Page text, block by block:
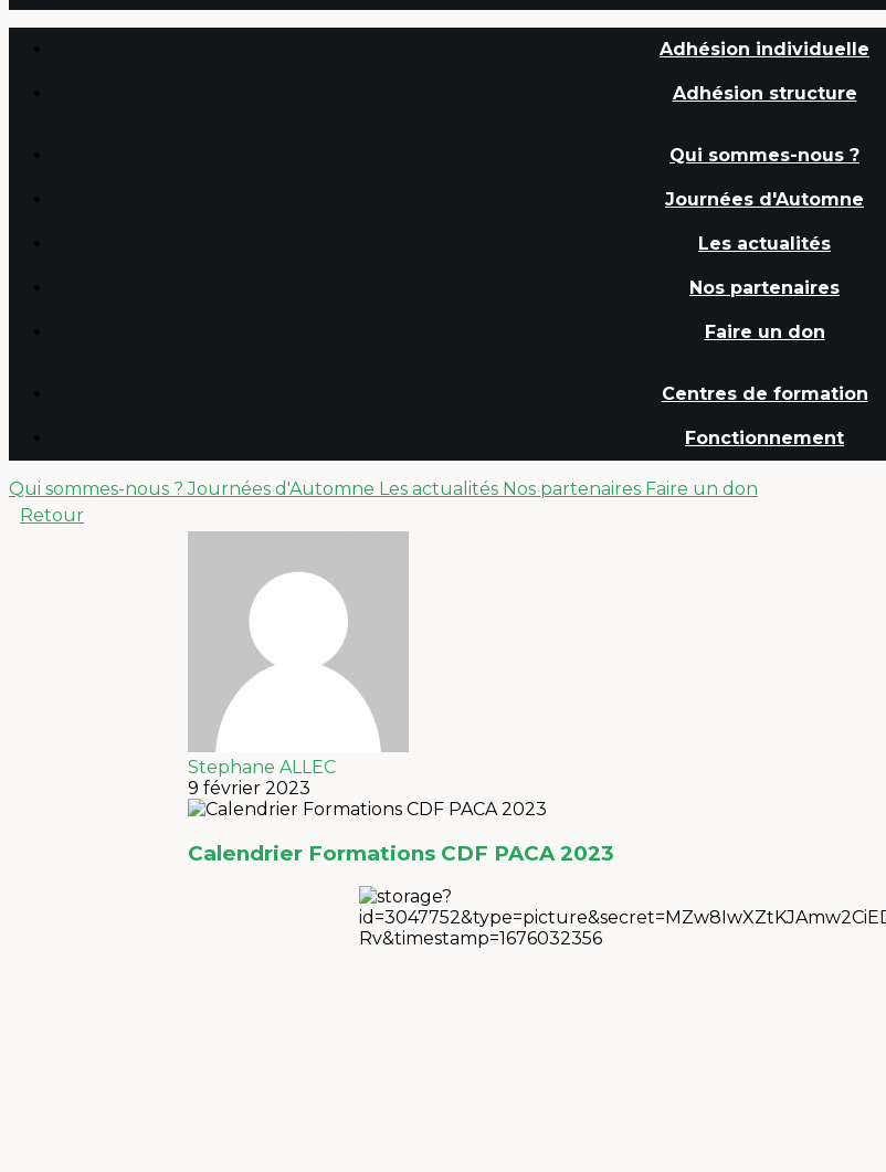
Adhésion individuelle
Adhésion structure
Qui sommes-nous ?
Journées d'Automne
Les actualités
Nos partenaires
Faire un don
Centres de formation
Fonctionnement
Qui sommes-nous ?Journées d'Automne Les actualités Nos partenaires Faire un don
Retour
Stephane ALLEC
9 février 2023
Calendrier Formations CDF PACA 2023